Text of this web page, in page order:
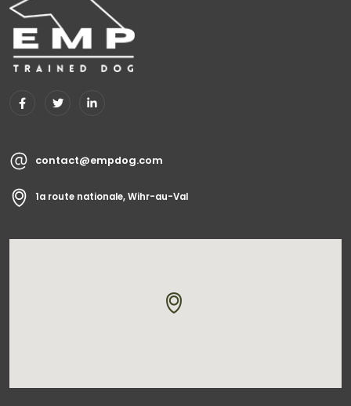
contact@empdog.com
1a route nationale, Wihr-au-Val